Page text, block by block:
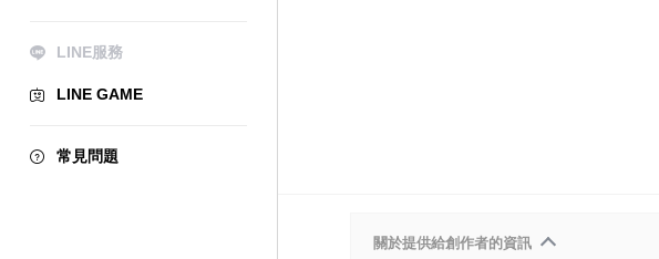
LINE服務
LINE GAME
常見問題
關於提供給創作者的資訊